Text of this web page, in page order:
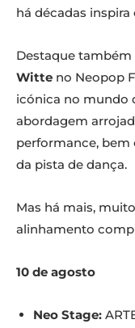
há décadas
Destaque também
Witte no Neopop
icónica no mundo
abordagem
performance, bem
da pista de dança.
Mas há mais,
alinhamento
10 de agosto
Neo Stage: